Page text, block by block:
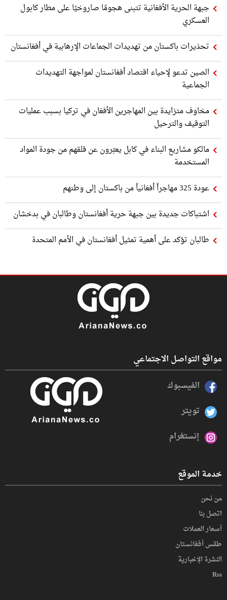
جبهة الحرية الأفغانية تتبنى هجومًا صاروخيًا على مطار كابول
العسكري
تحذيرات باكستان من تهديدات الجماعات الإرهابية في أفغانستان
الصين تدعو لإحياء اقتصاد أفغانستان لمواجهة التهديدات
الجماعية
مخاوف متزايدة بين المهاجرين الأفغان في تركيا بسبب عمليات
التوقيف والترحيل
مالكو مشاريع البناء في كابل يعبّرون عن قلقهم من جودة المواد
المستخدمة
عودة 325 مهاجراً أفغانياً من باكستان إلى وطنهم
اشتباكات جديدة بين جبهة حرية أفغانستان وطالبان في بدخشان
طالبان تؤكد على أهمية تمثيل أفغانستان في الأمم المتحدة
مواقع التواصل الاجتماعي
الفيسبوك
تويتر
إنستغرام
خدمة الموقع
من نحن
اتصل بنا
أسعار العملات
طقس أفغانستان
النشرة الإخبارية
Rss